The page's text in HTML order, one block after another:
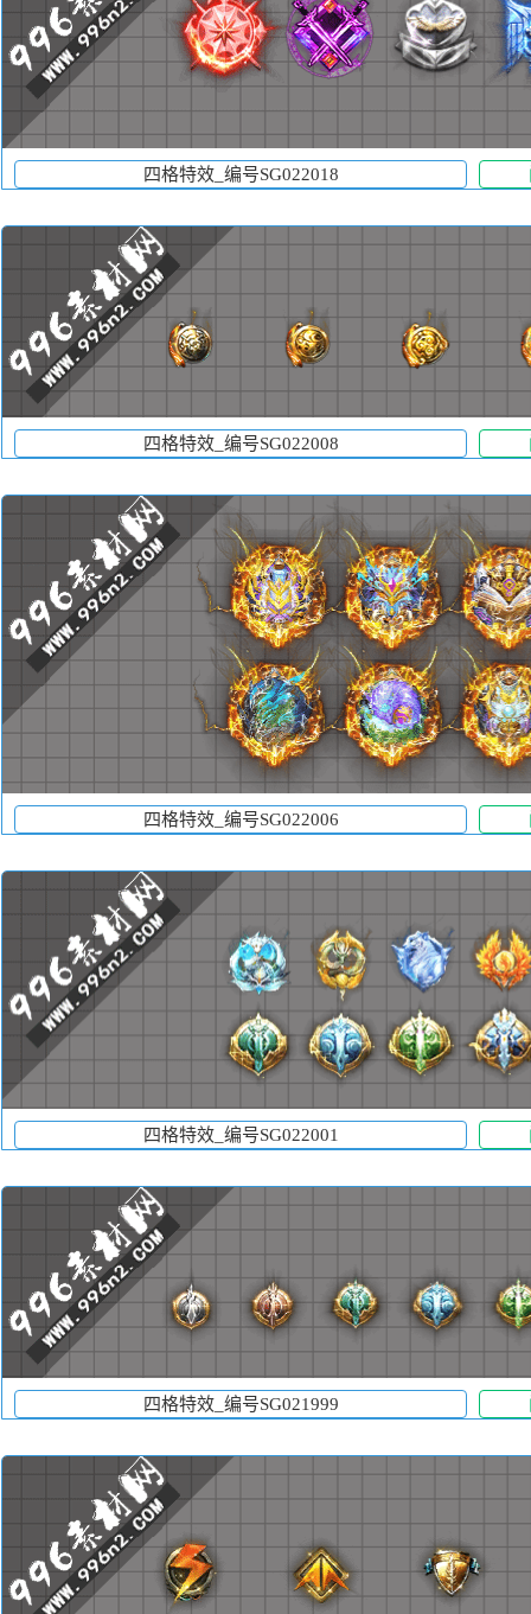
四格特效_编号SG022018
四格特效_编号SG022008
四格特效_编号SG022006
四格特效_编号SG022001
四格特效_编号SG021999